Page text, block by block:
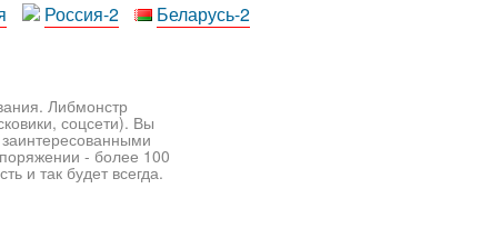
Россия-2
Беларусь-2
Либмонстр
соцсети). Вы
- более 100
и так будет всегда.